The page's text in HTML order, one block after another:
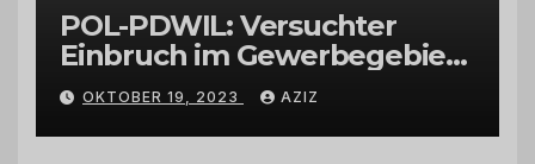
POL-PDWIL: Versuchter
Einbruch im Gewerbegebiet
Wittlich
OKTOBER 19, 2023 AZIZ